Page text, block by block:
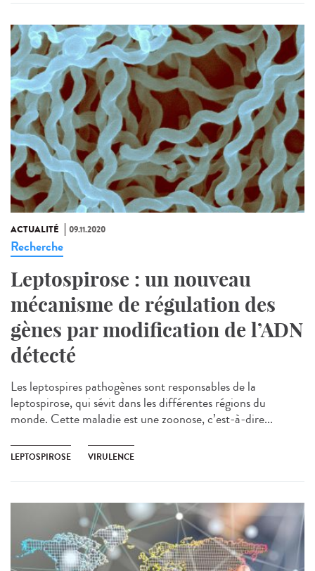
ACTUALITÉ 09.11.2020
Recherche
Leptospirose : un nouveau
mécanisme de régulation des
gènes par modification de l’ADN
détecté
Les leptospires pathogènes sont responsables de la
leptospirose, qui sévit dans les différentes régions du
monde. Cette maladie est une zoonose, c’est-à-dire...
LEPTOSPIROSE VIRULENCE